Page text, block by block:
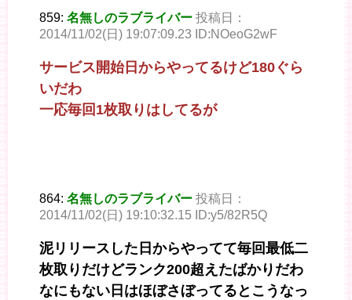
859: 名無しのラブライバー 投稿日：
2014/11/02(日) 19:07:09.23 ID:NOeoG2wF
サービス開始日からやってるけど180ぐら
いだわ
一応毎回1枚取りはしてるが
864: 名無しのラブライバー 投稿日：
2014/11/02(日) 19:10:32.15 ID:y5/82R5Q
泥リリースした日からやってて毎回最低二
枚取りだけどランク200超えたばかりだわ
なにもない日はほぼさぼってるとこうなっ